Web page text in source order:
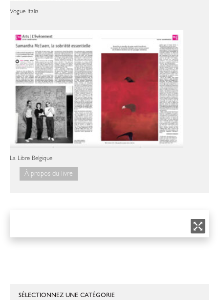
Vogue Italia
La Libre Belgique
À propos du livre
SÉLECTIONNEZ UNE CATÉGORIE